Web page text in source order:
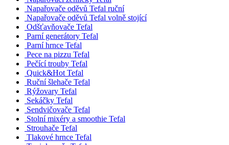
Napařovače oděvů Tefal ruční
Napařovače oděvů Tefal volně stojící
Odšťavňovače Tefal
Parní generátory Tefal
Parní hrnce Tefal
Pece na pizzu Tefal
Pečící trouby Tefal
Quick&Hot Tefal
Ruční šlehače Tefal
Rýžovary Tefal
Sekáčky Tefal
Sendvičovače Tefal
Stolní mixéry a smoothie Tefal
Strouhače Tefal
Tlakové hrnce Tefal